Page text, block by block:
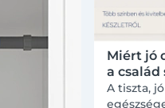
Miért jó
a család
A tiszta,